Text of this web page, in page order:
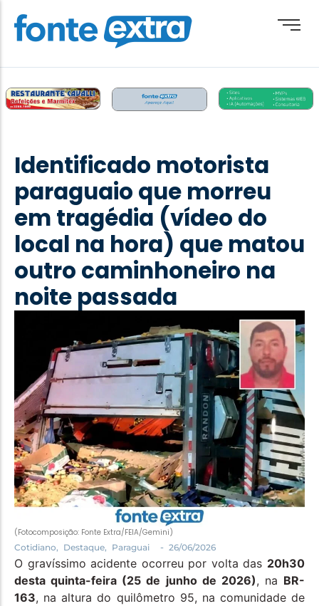
Destaque
Esporte
Geral
Obituário
Paraguai
Paraná
Santa Helena e Região
Saúde e Bem-Estar
Identificado motorista
paraguaio que morreu
em tragédia (vídeo do
local na hora) que matou
outro caminhoneiro na
noite passada
(Fotocomposição: Fonte Extra/FEIA/Gemini)
Cotidiano, Destaque, Paraguai - 26/06/2026
O gravíssimo acidente ocorreu por volta das 20h30
desta quinta-feira (25 de junho de 2026), na BR-
163, na altura do quilômetro 95, na comunidade de